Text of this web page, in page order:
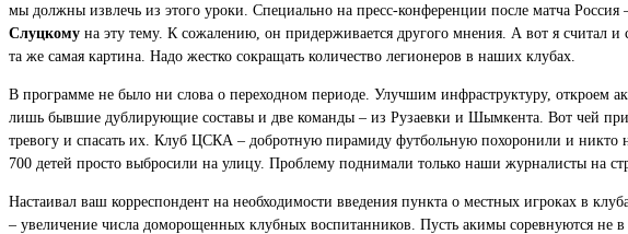
мы должны извлечь из этого уроки. Специально на пресс-конференции после матча
Слуцкому на эту тему. К сожалению, он придерживается другого мнения. А вот я считал
та же самая картина. Надо жестко сокращать количество легионеров в наших клубах.
В программе не было ни слова о переходном периоде. Улучшим инфраструктуру, откроем
лишь бывшие дублирующие составы и две команды – из Рузаевки и Шымкента. Вот чей
тревогу и спасать их. Клуб ЦСКА – добротную пирамиду футбольную похоронили и никто
700 детей просто выбросили на улицу. Проблему поднимали только наши журналисты на
Настаивал ваш корреспондент на необходимости введения пункта о местных игроках в
– увеличение числа доморощенных клубных воспитанников. Пусть акимы соревнуются не